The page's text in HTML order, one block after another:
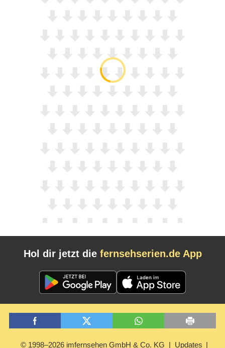
Hol dir jetzt die fernsehserien.de App
© 1998–2026 imfernsehen GmbH & Co. KG Updates